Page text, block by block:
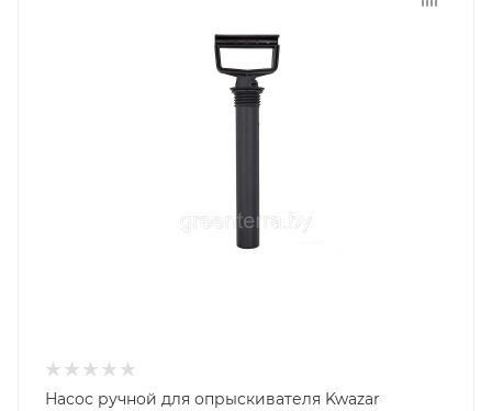
Насос ручной для опрыскивателя Kwazar